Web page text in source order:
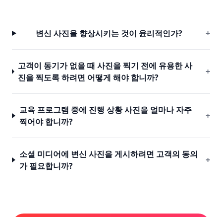
변신 사진을 향상시키는 것이 윤리적인가? +
고객이 동기가 없을 때 사진을 찍기 전에 유용한 사
진을 찍도록 하려면 어떻게 해야 합니까?
+
교육 프로그램 중에 진행 상황 사진을 얼마나 자주
찍어야 합니까?
+
소셜 미디어에 변신 사진을 게시하려면 고객의 동의
가 필요합니까?
+